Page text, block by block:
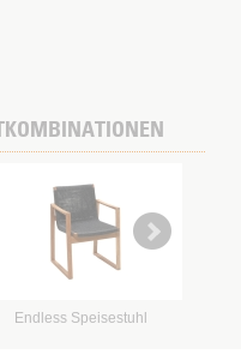
Endless Speisestuhl